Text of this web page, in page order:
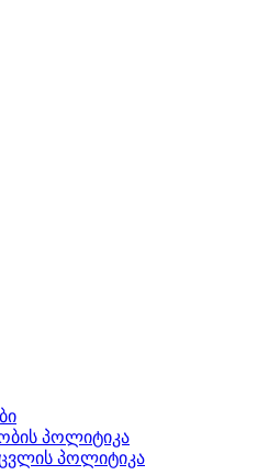
პოლიტიკა
პოლიტიკა